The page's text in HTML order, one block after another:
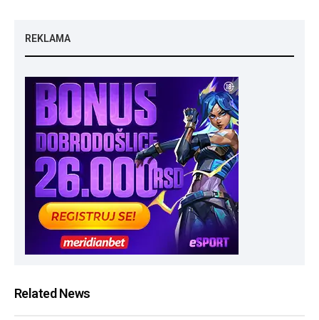
REKLAMA
Related News